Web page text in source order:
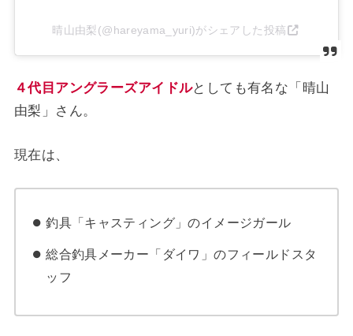
晴山由梨(@hareyama_yuri)がシェアした投稿
４代目アングラーズアイドルとしても有名な「晴山
由梨」さん。
現在は、
釣具「キャスティング」のイメージガール
総合釣具メーカー「ダイワ」のフィールドスタ
ッフ